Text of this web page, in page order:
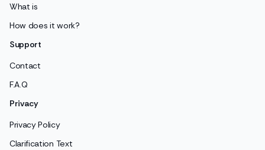
What is
How does it work?
Support
Contact
F.A.Q
Privacy
Privacy Policy
Clarification Text